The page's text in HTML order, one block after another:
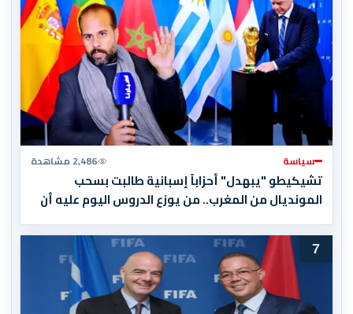
سياسة 2,486 مشاهدة
تشيكيطو "يبهدل" أحزاباً إسبانية طالبت بسحب
المونديال من المغرب.. من يوزع الدروس اليوم عليه أن
يبدأ بقراءة تاريخه أولاً
7